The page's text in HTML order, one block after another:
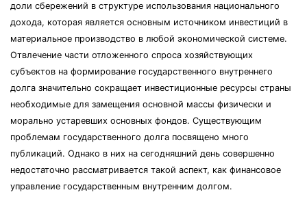
доли сбережений в структуре использования национального
дохода, которая является основным источником инвестиций в
материальное производство в любой экономической системе.
Отвлечение части отложенного спроса хозяйствующих
субъектов на формирование государственного внутреннего
долга значительно сокращает инвестиционные ресурсы страны
необходимые для замещения основной массы физически и
морально устаревших основных фондов. Существующим
проблемам государственного долга посвящено много
публикаций. Однако в них на сегодняшний день совершенно
недостаточно рассматривается такой аспект, как финансовое
управление государственным внутренним долгом.